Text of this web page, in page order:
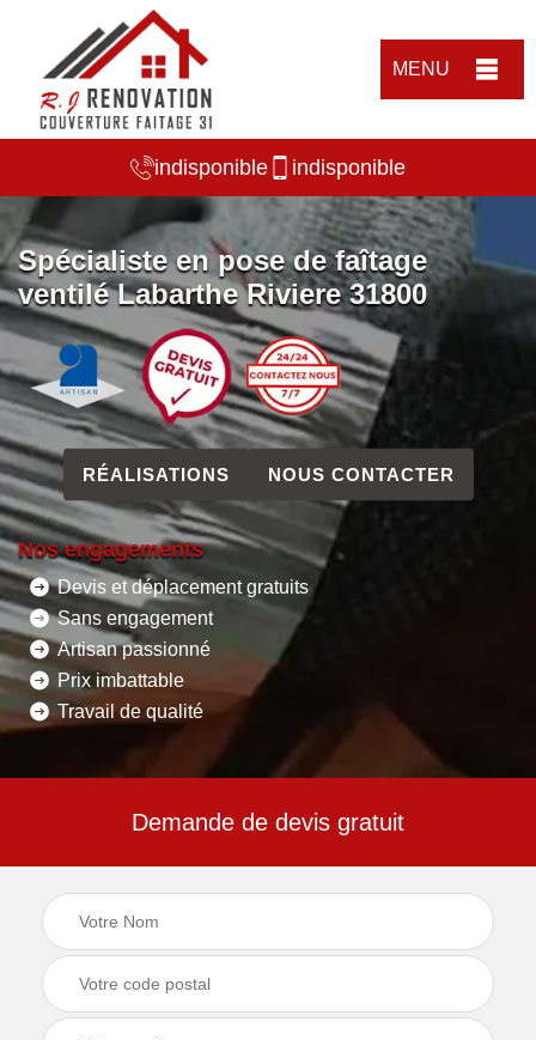
MENU
indisponible indisponible
Spécialiste en pose de faîtage
ventilé Labarthe Riviere 31800
RÉALISATIONS NOUS CONTACTER
Nos engagements
Devis et déplacement gratuits
Sans engagement
Artisan passionné
Prix imbattable
Travail de qualité
Demande de devis gratuit